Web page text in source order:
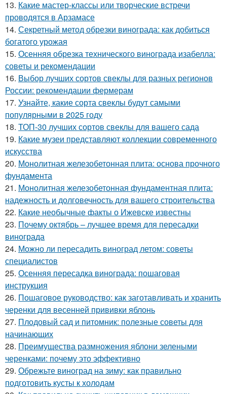
13. Какие мастер-классы или творческие встречи
проводятся в Арзамасе
14. Секретный метод обрезки винограда: как добиться
богатого урожая
15. Осенняя обрезка технического винограда изабелла:
советы и рекомендации
16. Выбор лучших сортов свеклы для разных регионов
России: рекомендации фермерам
17. Узнайте, какие сорта свеклы будут самыми
популярными в 2025 году
18. ТОП-30 лучших сортов свеклы для вашего сада
19. Какие музеи представляют коллекции современного
искусства
20. Монолитная железобетонная плита: основа прочного
фундамента
21. Монолитная железобетонная фундаментная плита:
надежность и долговечность для вашего строительства
22. Какие необычные факты о Ижевске известны
23. Почему октябрь – лучшее время для пересадки
винограда
24. Можно ли пересадить виноград летом: советы
специалистов
25. Осенняя пересадка винограда: пошаговая
инструкция
26. Пошаговое руководство: как заготавливать и хранить
черенки для весенней прививки яблонь
27. Плодовый сад и питомник: полезные советы для
начинающих
28. Преимущества размножения яблони зелеными
черенками: почему это эффективно
29. Обрежьте виноград на зиму: как правильно
подготовить кусты к холодам